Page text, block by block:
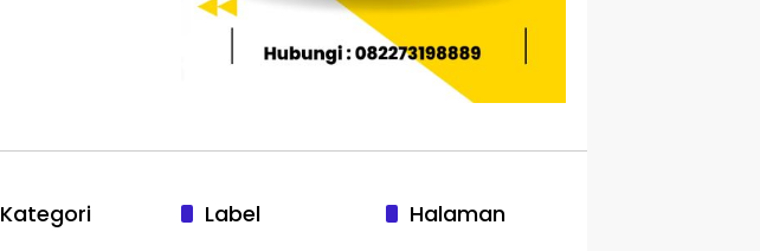
Kategori Label Halaman